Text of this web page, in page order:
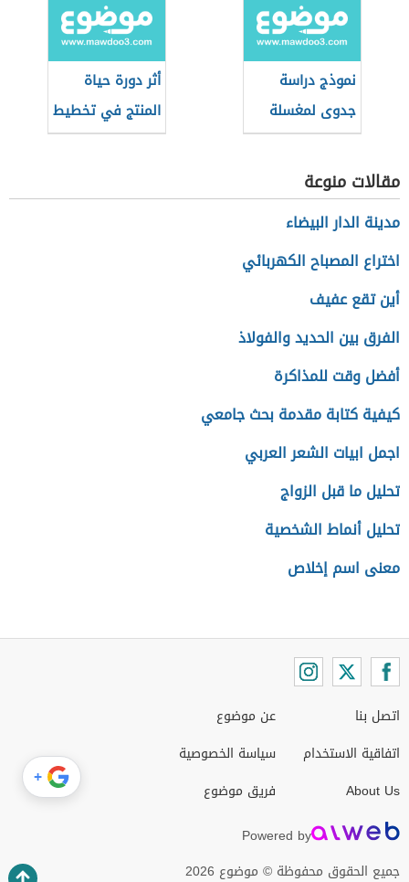
نموذج دراسة
جدوى لمغسلة
سيارات
أثر دورة حياة
المنتج في تخطيط
المنتجات
مقالات منوعة
مدينة الدار البيضاء
اختراع المصباح الكهربائي
أين تقع عفيف
الفرق بين الحديد والفولاذ
أفضل وقت للمذاكرة
كيفية كتابة مقدمة بحث جامعي
اجمل ابيات الشعر العربي
تحليل ما قبل الزواج
تحليل أنماط الشخصية
معنى اسم إخلاص
اتصل بنا
اتفاقية الاستخدام
About Us
عن موضوع
سياسة الخصوصية
فريق موضوع
Powered by
جميع الحقوق محفوظة © موضوع 2026
+